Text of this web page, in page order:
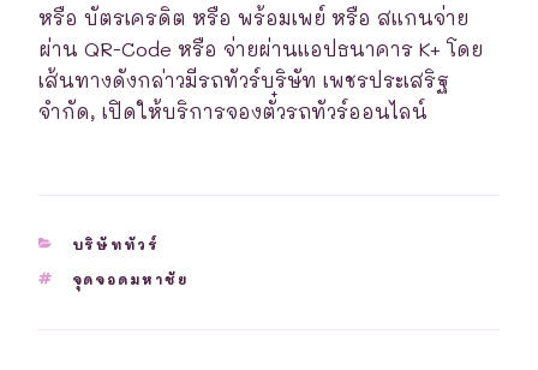
หรือ บัตรเครดิต หรือ พร้อมเพย์ หรือ สแกนจ่าย
ผ่าน QR-Code หรือ จ่ายผ่านแอปธนาคาร K+ โดย
เส้นทางดังกล่าวมีรถทัวร์บริษัท เพชรประเสริฐ
จำกัด, เปิดให้บริการจองตั๋วรถทัวร์ออนไลน์
CATEGORIES
บริษัททัวร์
TAGS
จุดจอดมหาชัย